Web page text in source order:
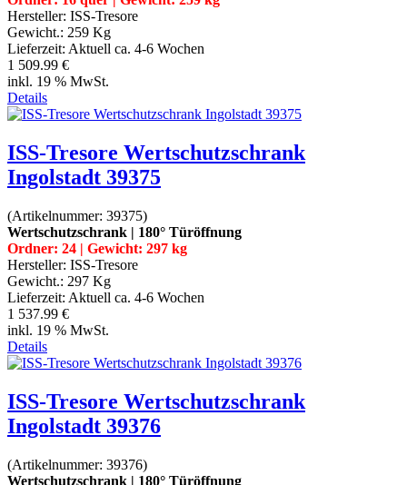
Hersteller: ISS-Tresore
Gewicht.: 259 Kg
Lieferzeit: Aktuell ca. 4-6 Wochen
1 509.99 €
inkl. 19 % MwSt.
Details
ISS-Tresore Wertschutzschrank
Ingolstadt 39375
(Artikelnummer: 39375)
Wertschutzschrank | 180° Türöffnung
Ordner: 24 | Gewicht: 297 kg
Hersteller: ISS-Tresore
Gewicht.: 297 Kg
Lieferzeit: Aktuell ca. 4-6 Wochen
1 537.99 €
inkl. 19 % MwSt.
Details
ISS-Tresore Wertschutzschrank
Ingolstadt 39376
(Artikelnummer: 39376)
Wertschutzschrank | 180° Türöffnung